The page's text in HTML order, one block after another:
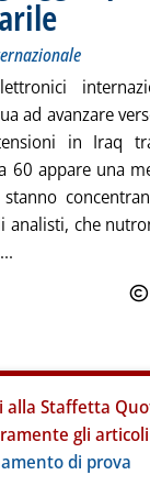
ad avanzare
in Iraq
60 appare una
analisti, che
Staffetta
gli
di prova